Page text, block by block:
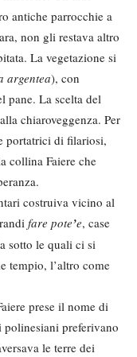
antiche parrocchie a
non gli restava altro
La vegetazione si
argentea), con
pane. La scelta del
chiaroveggenza. Per
portatrici di filariosi,
collina Faiere che
costruiva vicino al
fare pote’e, case
sotto le quali ci si
tempio, l’altro come
prese il nome di
polinesiani preferivano
le terre dei